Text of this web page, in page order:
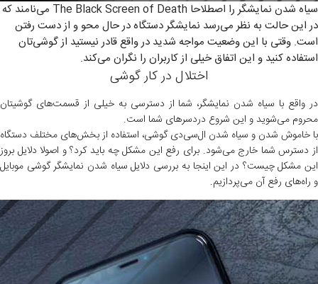
سیاه شدن نمایشگر را اصطلاحا The Black Screen of Death می‌نامند که
در این حالت به نظر می‌رسد نمایشگر دستگاه در حال محو و از دست رفتن
است. وقتی با این وضعیت مواجه شدید در واقع قادر نیستید از گوشی‌تان
استفاده کنید و این اتفاق خیلی از کاربران را نگران می‌کند.
اختلال در کار گوشی
در واقع با سیاه شدن نمایشگر، شما از دسترسی به خیلی از قسمت‌های گوشیتان
محروم می‌شوید و این شروع دردسرهای شما است.
با خاموش شدن و سیاه شدن ال‌سی‌دی گوشی، استفاده از بخش‌های مختلف دستگاه
از دسترس شما خارج می‌شود. برای رفع این مشکل چه باید کرد؟ و اصولا دلایل بروز
این مشکل چیست؟ در این اینجا به بررسی دلایل سیاه شدن نمایشگر گوشی موبایل
و راه‌های رفع آن می‌پردازیم.